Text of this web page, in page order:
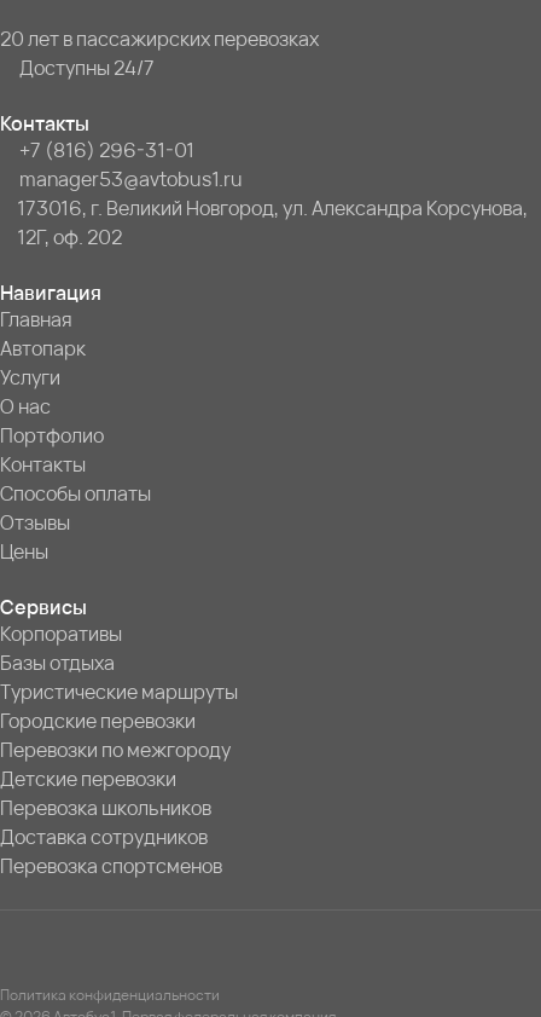
20 лет в пассажирских перевозках
Доступны 24/7
Контакты
+7 (816) 296-31-01
manager53@avtobus1.ru
173016, г. Великий Новгород, ул. Александра Корсунова,
12Г, оф. 202
Навигация
Главная
Автопарк
Услуги
О нас
Портфолио
Контакты
Способы оплаты
Отзывы
Цены
Сервисы
Корпоративы
Базы отдыха
Туристические маршруты
Городские перевозки
Перевозки по межгороду
Детские перевозки
Перевозка школьников
Доставка сотрудников
Перевозка спортсменов
Политика конфиденциальности